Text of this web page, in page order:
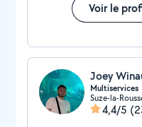
Voir le
Multiservices
Suze-la-
4,4/5